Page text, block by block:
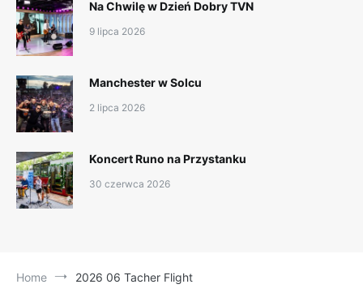
Na Chwilę w Dzień Dobry TVN
9 lipca 2026
Manchester w Solcu
2 lipca 2026
Koncert Runo na Przystanku
30 czerwca 2026
Home 2026 06 Tacher Flight